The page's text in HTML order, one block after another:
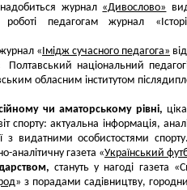
журнал «Дивослово»
педагогам журнал
«Імідж сучасного педагога»
національний
обласним інститутом
чи аматорському рівні,
спорту: актуальна інформація,
з видатними особистостями
аналітичну газета «Український
стануть у нагоді газета
» з порадами садівництву,